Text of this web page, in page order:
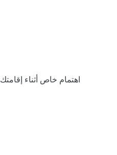
اهتمام خاص أثناء إقامتك